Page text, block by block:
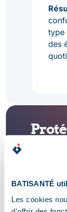
BATISANTÉ
Les cookies
type
des
chaque